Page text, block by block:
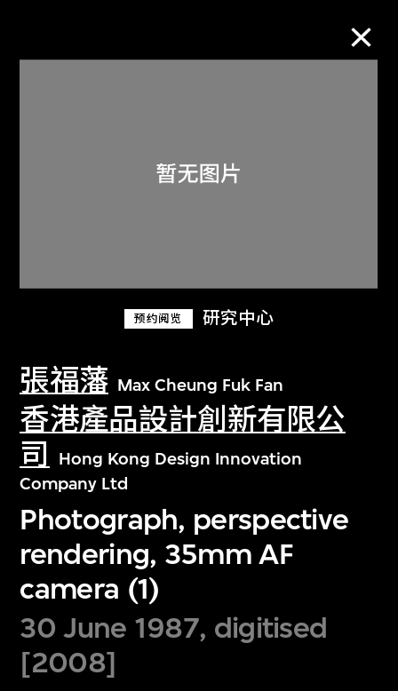
预约阅览 研究中心
張福藩 Max Cheung Fuk Fan
香港產品設計創新有限公
司
Hong Kong Design Innovation
Company Ltd
Photograph, perspective
rendering, 35mm AF
camera (1)
30 June 1987, digitised
[2008]
关于M+藏品
探索世界顶级的二十及二十一世纪视觉
文化藏品。